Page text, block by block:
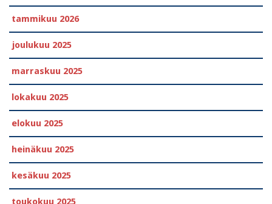
tammikuu 2026
joulukuu 2025
marraskuu 2025
lokakuu 2025
elokuu 2025
heinäkuu 2025
kesäkuu 2025
toukokuu 2025